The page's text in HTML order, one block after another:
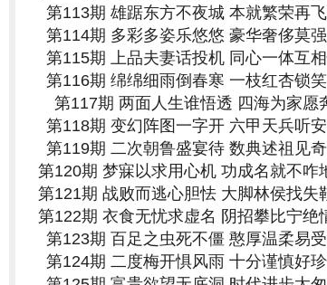
第113期 雄踞东方不夜城 本就繁荣再
第114期 多彩多姿乐悠悠 豪华奢侈莫
第115期 上品夫妻话投机 同心一体互
第116期 绵绵细雨倒春寒 一枝红杏锁
第117期 两面人生谁悟透 四海为家
第118期 变幻阵图一字开 六甲天兵听
第119期 二次朝鲁盛宴待 数典述祖见
第120期 梦寐以求用心机 功成名就不咋
第121期 战败而逃心胆怯 大脚林侯找失
第122期 衣食无忧求虚名 阴招攀比宁绝
第123期 百足之虫死不僵 憨厚温柔易
第124期 二度梅开惧风雨 十分谨慎好